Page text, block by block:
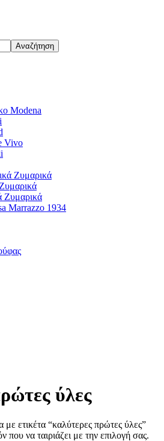
Αναζήτηση
Modena
Vivo
Ζυμαρικά
Ζυμαρικά
Marrazzo 1934
ύλες
με ετικέτα “καλύτερες πρώτες ύλες”
που να ταιριάζει με την επιλογή σας.